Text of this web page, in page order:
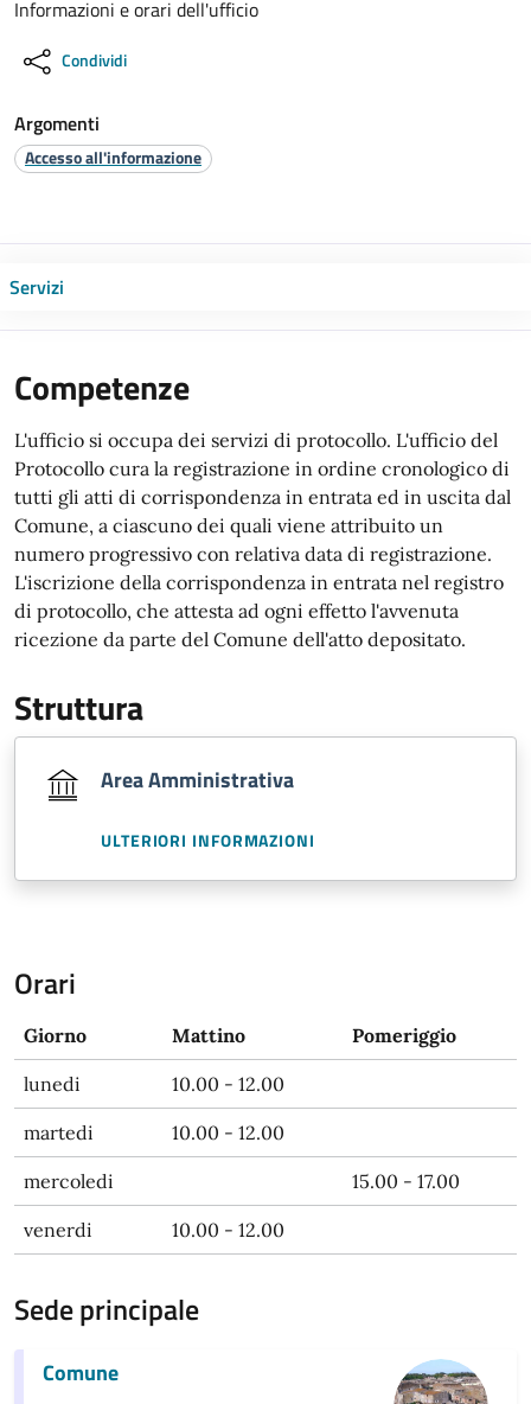
Informazioni e orari dell'ufficio
Condividi
Argomenti
Accesso all'informazione
Servizi
Competenze
L'ufficio si occupa dei servizi di protocollo. L'ufficio del
Protocollo cura la registrazione in ordine cronologico di
tutti gli atti di corrispondenza in entrata ed in uscita dal
Comune, a ciascuno dei quali viene attribuito un
numero progressivo con relativa data di registrazione.
L'iscrizione della corrispondenza in entrata nel registro
di protocollo, che attesta ad ogni effetto l'avvenuta
ricezione da parte del Comune dell'atto depositato.
Struttura
Area Amministrativa
ULTERIORI INFORMAZIONI
Orari
Giorno Mattino Pomeriggio
lunedi 10.00 - 12.00
martedi 10.00 - 12.00
mercoledi 15.00 - 17.00
venerdi 10.00 - 12.00
Sede principale
Comune